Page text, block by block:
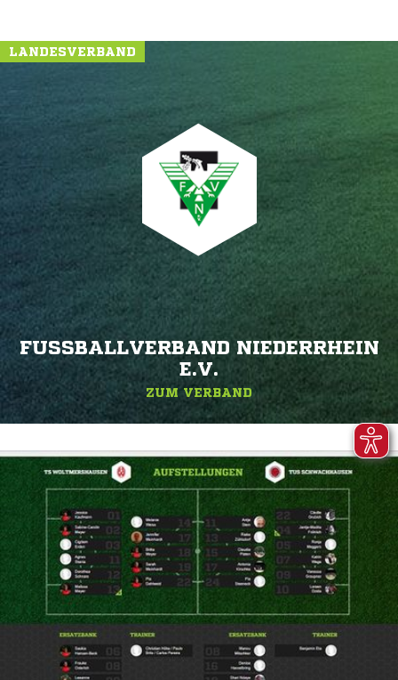
LANDESVERBAND
FUSSBALLVERBAND NIEDERRHEIN E
.V.
ZUM VERBAND